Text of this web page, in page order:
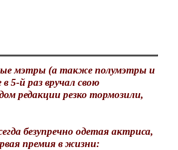
мэтры (а также полумэтры и
й раз вручал свою
редакции резко тормозили,
безупречно одетая актриса,
премия в жизни: